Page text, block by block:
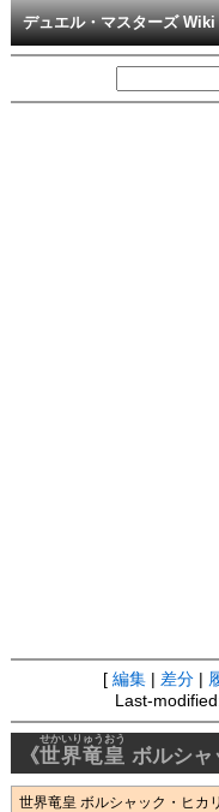
デュエル・マスターズ Wiki
[ 編集 差分
Last-
《世界竜皇
せかいりゅうおう
ボルシャ
世界竜皇 ボルシャック・ヒ